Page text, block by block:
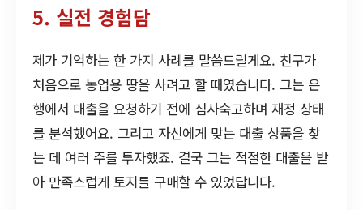
5. 실전 경험담
제가 기억하는 한 가지 사례를 말씀드릴게요. 친구가
처음으로 농업용 땅을 사려고 할 때였습니다. 그는 은
행에서 대출을 요청하기 전에 심사숙고하며 재정 상태
를 분석했어요. 그리고 자신에게 맞는 대출 상품을 찾
는 데 여러 주를 투자했죠. 결국 그는 적절한 대출을 받
아 만족스럽게 토지를 구매할 수 있었답니다.